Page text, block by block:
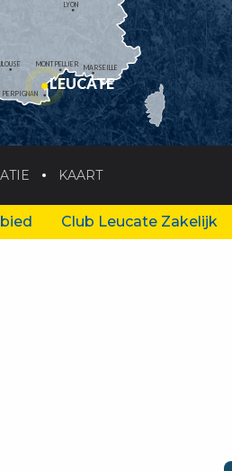
MONTPELLIER
PERPIGNAN
MARSEILLE
LYON
LEUCATE
KAART
Club Leucate Zakelijk